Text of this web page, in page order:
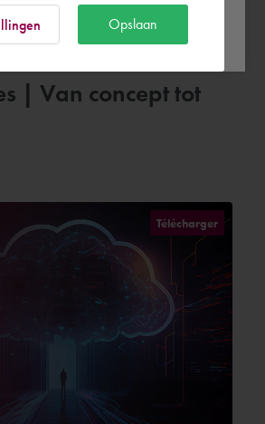
| Van concept tot
Télécharger
Opslaan